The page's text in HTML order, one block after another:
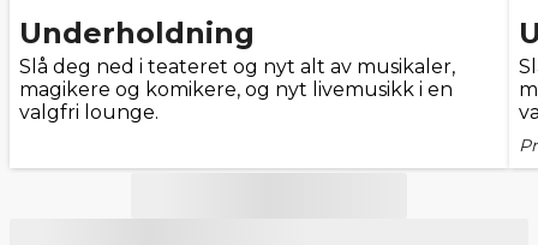
Underholdning
Slå deg ned i teateret og nyt alt av musikaler,
magikere og komikere, og nyt livemusikk i en
valgfri lounge.